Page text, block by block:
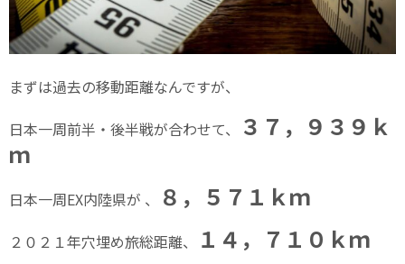
まずは過去の移動距離なんですが、
日本一周前半・後半戦が合わせて、
３７，９３９ｋ
ｍ
日本一周EX内陸県が 、 ８，５７１ｋｍ
２０２１年穴埋め旅総距離、 １４，７１０ｋｍ